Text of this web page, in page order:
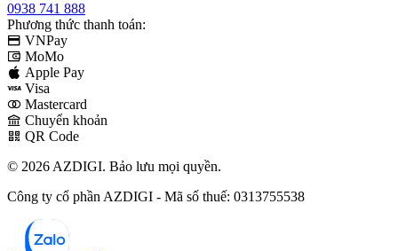
0938 741 888
Phương thức thanh toán:
VNPay
MoMo
Apple Pay
Visa
Mastercard
Chuyển khoản
QR Code
© 2026 AZDIGI. Bảo lưu mọi quyền.
Công ty cổ phần AZDIGI - Mã số thuế: 0313755538